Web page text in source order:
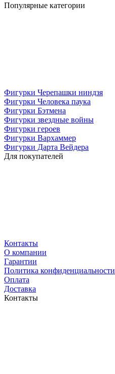
Популярные категории
Фигурки Черепашки ниндзя
Фигурки Человека паука
Фигурки Бэтмена
Фигурки звездные войны
Фигурки героев
Фигурки Вархаммер
Фигурки Дарта Вейдера
Для покупателей
Контакты
O компании
Гарантии
Политика конфиденциальности
Оплата
Доставка
Контакты